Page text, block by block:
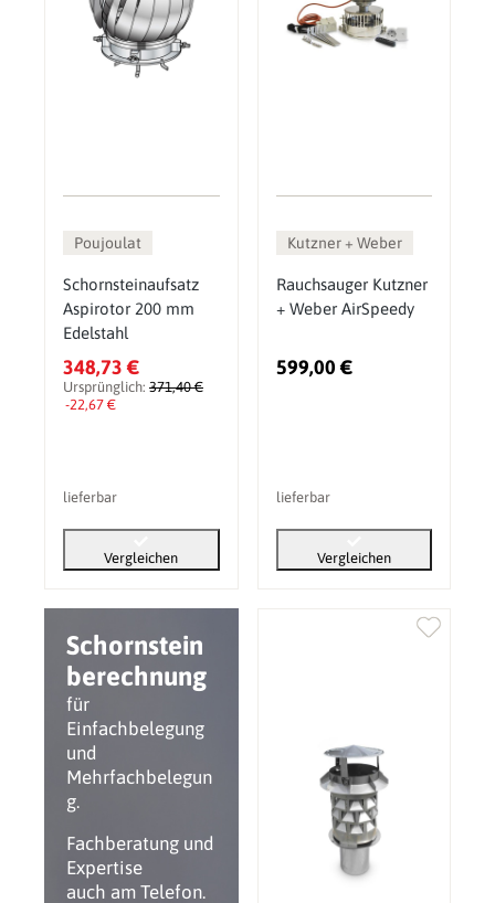
Schornstein
berechnung
für
Einfachbelegung
und
Mehrfachbelegun
g.
Fachberatung und
Expertise
auch am Telefon.
Poujoulat
Schornsteinaufsatz
Aspirotor 200 mm
Edelstahl
348,73 €
Ursprünglich: 371,40 €
-22,67 €
lieferbar
Vergleichen
Kutzner + Weber
Rauchsauger Kutzner
+ Weber AirSpeedy
599,00 €
lieferbar
Vergleichen